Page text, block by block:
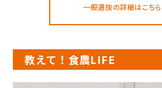
一般選抜の詳細はこちら
教えて！食農LIFE